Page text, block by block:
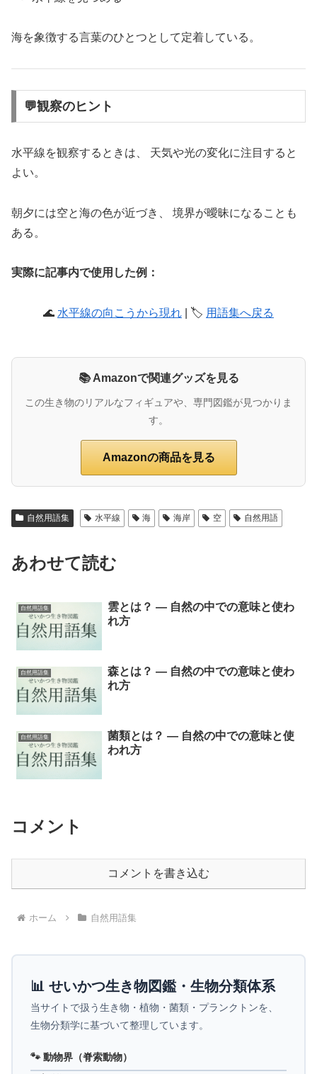
海を象徴する言葉のひとつとして定着している。
💬観察のヒント
水平線を観察するときは、 天気や光の変化に注目すると
よい。
朝夕には空と海の色が近づき、 境界が曖昧になることも
ある。
実際に記事内で使用した例：
🌊 水平線の向こうから現れ | 🏷️ 用語集へ戻る
📚 Amazonで関連グッズを見る
この生き物のリアルなフィギュアや、専門図鑑が見つかりま
す。
Amazonの商品を見る
自然用語集 水平線 海 海岸 空 自然用語
あわせて読む
自然用語集
雲とは？ ― 自然の中での意味と使わ
れ方
自然用語集
森とは？ ― 自然の中での意味と使わ
れ方
自然用語集
菌類とは？ ― 自然の中での意味と使
われ方
コメント
コメントを書き込む
ホーム 自然用語集
📊 せいかつ生き物図鑑・生物分類体系
当サイトで扱う生き物・植物・菌類・プランクトンを、
生物分類学に基づいて整理しています。
🐾 動物界（脊索動物）